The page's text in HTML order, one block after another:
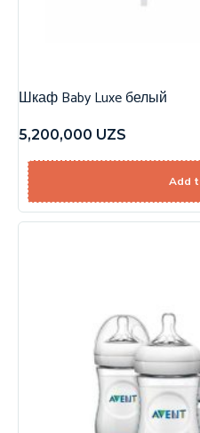
Шкаф Baby Luxe белый
5,200,000 UZS
Add